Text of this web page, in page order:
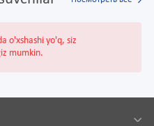
o'xshashi yo'q, siz
mumkin.